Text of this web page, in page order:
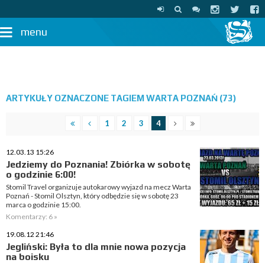
menu
ARTYKUŁY OZNACZONE TAGIEM WARTA POZNAŃ (73)
1 2 3 4
12.03.13 15:26
Jedziemy do Poznania! Zbiórka w sobotę
o godzinie 6:00!
Stomil Travel organizuje autokarowy wyjazd na mecz Warta
Poznań - Stomil Olsztyn, który odbędzie się w sobotę 23
marca o godzinie 15:00.
Komentarzy: 6 »
19.08.12 21:46
Jegliński: Była to dla mnie nowa pozycja
na boisku